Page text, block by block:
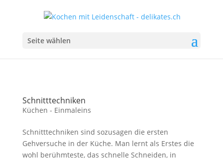
Seite wählen
Schnitttechniken
Küchen - Einmaleins
Schnitttechniken sind sozusagen die ersten
Gehversuche in der Küche. Man lernt als Erstes die
wohl berühmteste, das schnelle Schneiden, in